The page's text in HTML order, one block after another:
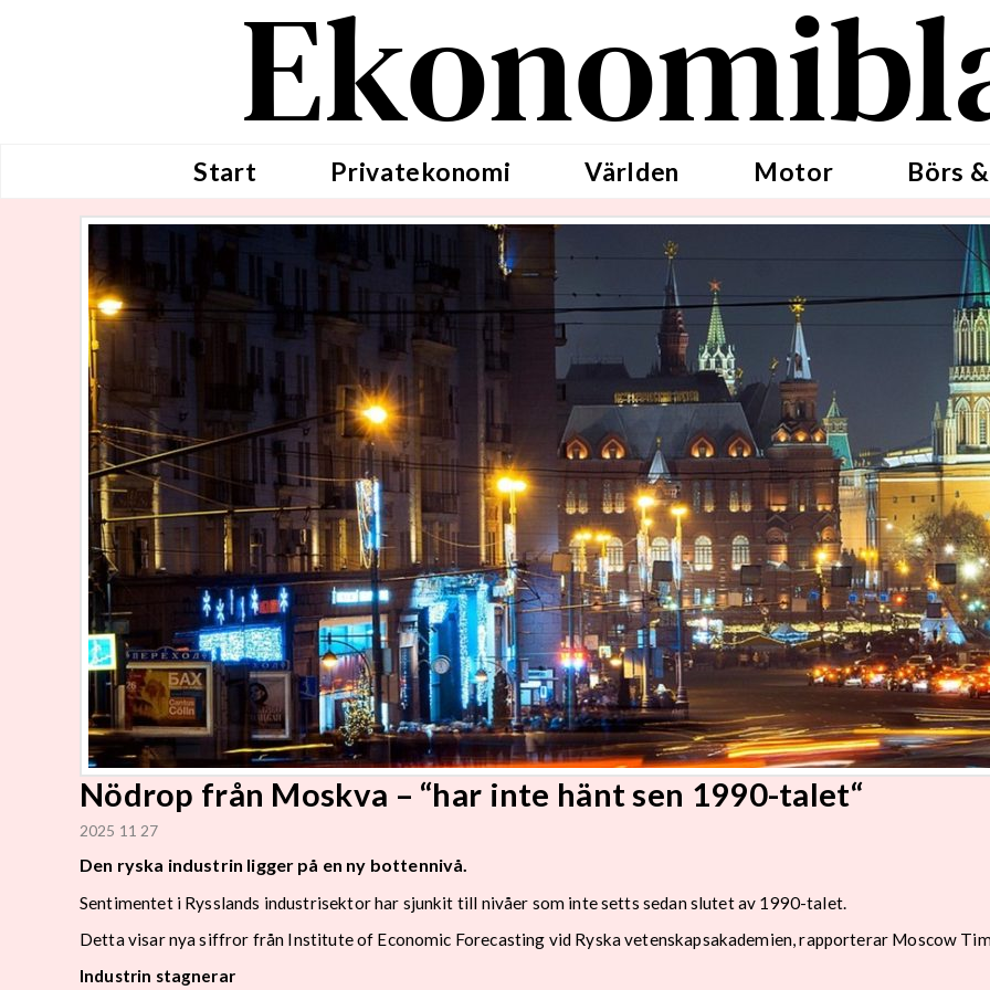
Start Privatekonomi Världen Motor Börs
Nödrop från Moskva – “har inte hänt sen 1990-talet“
2025 11 27
Den ryska industrin ligger på en ny bottennivå.
Sentimentet i Rysslands industrisektor har sjunkit till nivåer som inte setts sedan slutet av 1990-talet.
Detta visar nya siffror från Institute of Economic Forecasting vid Ryska vetenskapsakademien, rapporterar Moscow
Industrin stagnerar